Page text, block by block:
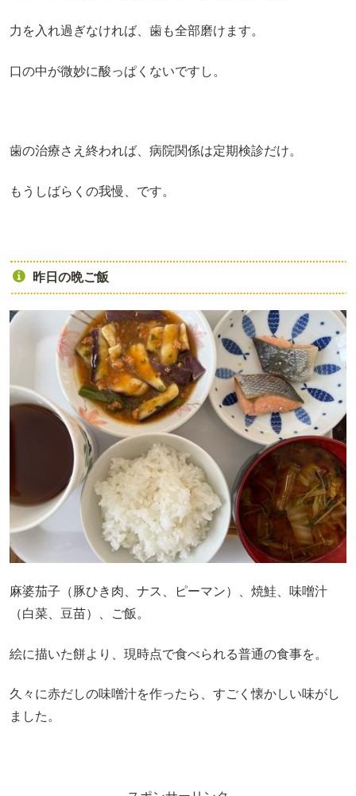
力を入れ過ぎなければ、歯も全部磨けます。
口の中が微妙に酸っぱくないですし。
歯の治療さえ終われば、病院関係は定期検診だけ。
もうしばらくの我慢、です。
昨日の晩ご飯
麻婆茄子（豚ひき肉、ナス、ピーマン）、焼鮭、味噌汁
（白菜、豆苗）、ご飯。
絵に描いた餅より、現時点で食べられる普通の食事を。
久々に赤だしの味噌汁を作ったら、すごく懐かしい味がし
ました。